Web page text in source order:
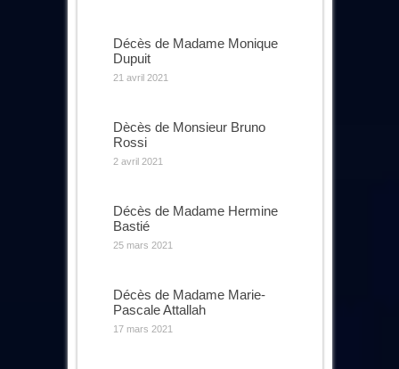
Décès de Madame Monique
Dupuit
21 avril 2021
Dècès de Monsieur Bruno
Rossi
2 avril 2021
Décès de Madame Hermine
Bastié
25 mars 2021
Décès de Madame Marie-
Pascale Attallah
17 mars 2021